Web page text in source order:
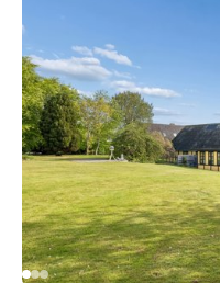
Annexvej
8,
Voldby,
8500
Grenaa